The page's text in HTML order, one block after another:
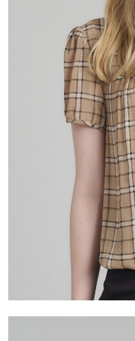
1.本服務係由「台灣大哥
用戶於交易時，得透過本
買賣價金債權讓與本公司
2.基於同意付款使用「大
資料（包含姓名、電話或
由本公司與您本人進行分
3.完整用戶服務條款，請
ATM／網路銀行／等多元
※ 請注意：結帳手續完成
購買商品的店家。未經商
後付繳納相關費用。
※ 交易是否成功請以「
是否繳費成功／繳費後需
客戶支援中心」https://
【注意事項】
１．透過由恩沛科技股份
易，需依本服務之必要範
權轉讓予恩沛科技股份有
２．關於個人資料處理事
https://aftee.tw/terms/
３．未成年的使用者請事
「AFTEE先享後付」，若
４．使用「AFTEE先享後
時審查核予不同之上限額
請求用戶進行身份認證。
５．嚴禁一人註冊多個帳
每筆NT$120，滿